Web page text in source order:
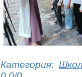
Категория: